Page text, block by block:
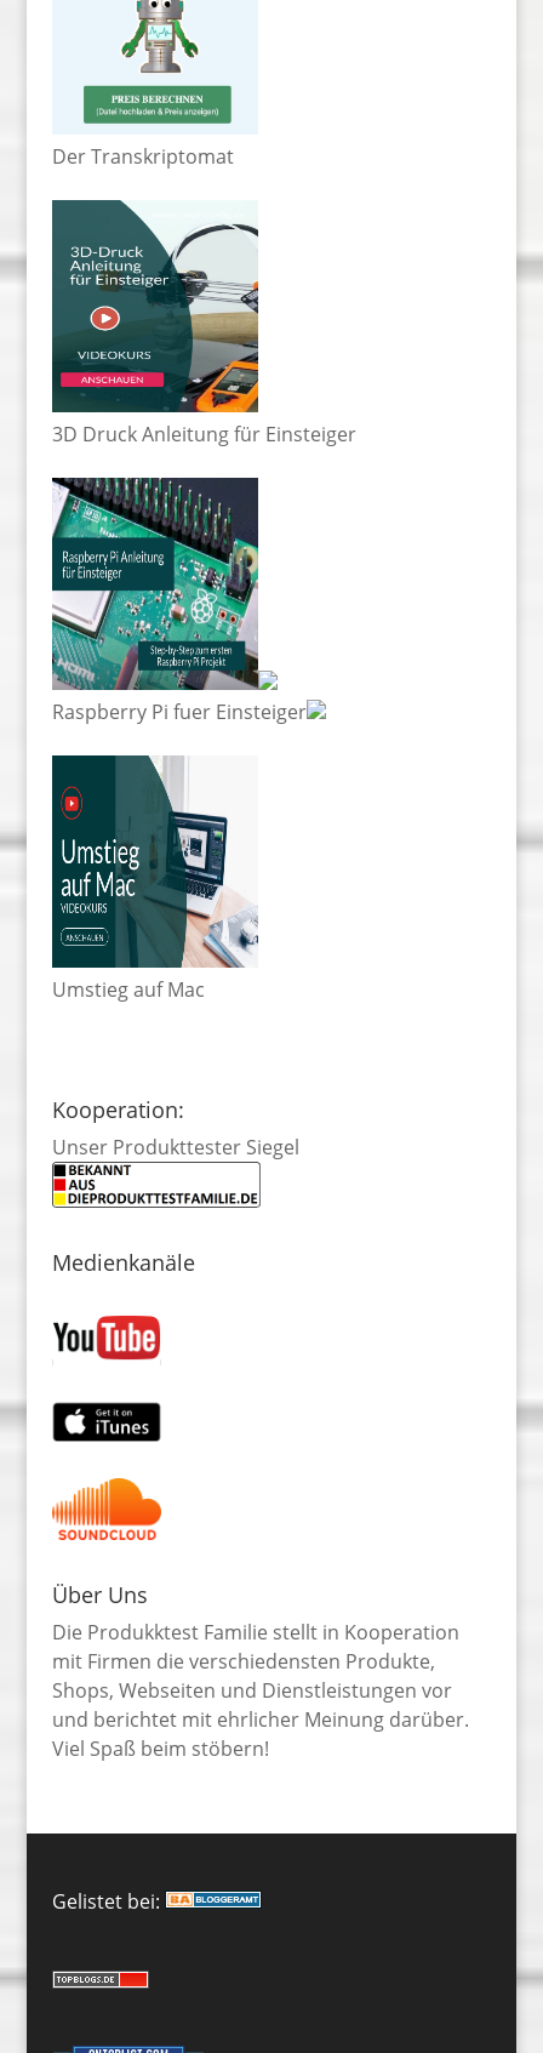
Der Transkriptomat
3D Druck Anleitung für Einsteiger
Raspberry Pi fuer Einsteiger
Umstieg auf Mac
Kooperation:
Unser Produkttester Siegel
Medienkanäle
Über Uns
Die Produkktest Familie stellt in Kooperation
mit Firmen die verschiedensten Produkte,
Shops, Webseiten und Dienstleistungen vor
und berichtet mit ehrlicher Meinung darüber.
Viel Spaß beim stöbern!
Gelistet bei: